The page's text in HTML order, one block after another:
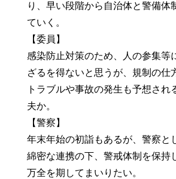
り、早い段階から自治体と警備体
ていく。
【委員】
感染防止対策のため、人の参集等
ざるを得ないと思うが、規制の仕
トラブルや事故の発生も予想され
夫か。
【警察】
年末年始の初詣もあるが、警察と
綿密な連携の下、警戒体制を保持
万全を期してまいりたい。